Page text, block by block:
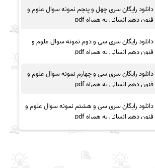
دانلود رایگان سری چهل و پنجم نمونه سوال علوم و
فنون دهم انسانی به همراه pdf
دانلود رایگان سری سی و دوم نمونه سوال علوم و
فنون دهم انسانی به همراه pdf
دانلود رایگان سری سی و چهارم نمونه سوال علوم و
فنون دهم انسانی به همراه pdf
دانلود رایگان سری سی و هشتم نمونه سوال علوم و
فنون دهم انسانی به همراه pdf